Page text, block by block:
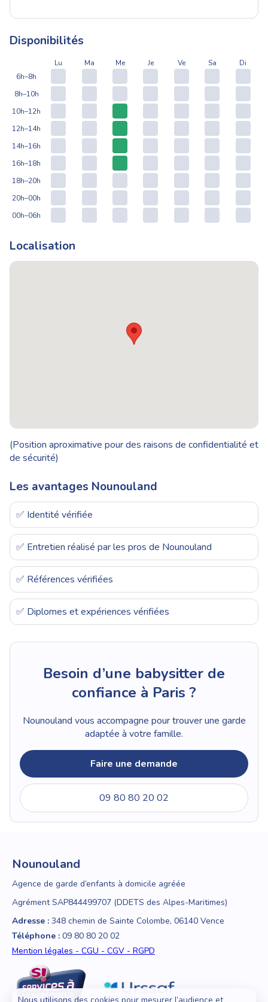
Disponibilités
Lu Ma Me Je Ve Sa
Di
6h–8h
8h–10h
10h–12h
12h–14h
14h–16h
16h–18h
18h–20h
20h–00h
00h–06h
Localisation
(Position aproximative pour des raisons de confidentialité et
de sécurité)
Les avantages Nounouland
✅ Identité vérifiée
✅ Entretien réalisé par les pros de Nounouland
✅ Références vérifiées
✅ Diplomes et expériences vérifiées
Besoin d’une babysitter de
confiance à Paris ?
Nounouland vous accompagne pour trouver une garde
adaptée à votre famille.
Faire une demande
09 80 80 20 02
Nounouland
Agence de garde d’enfants à domicile agréée
Agrément SAP844499707 (DDETS des Alpes-Maritimes)
Adresse : 348 chemin de Sainte Colombe, 06140 Vence
Téléphone : 09 80 80 20 02
Mention légales - CGU - CGV - RGPD